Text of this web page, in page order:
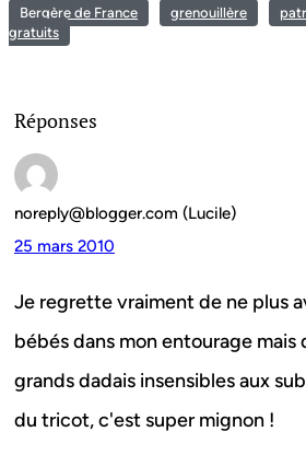
Bergère de France grenouillère
gratuits
Réponses
noreply@blogger.com (Lucile)
25 mars 2010
Je regrette vraiment de ne plus
bébés dans mon entourage mais
grands dadais insensibles aux
du tricot, c'est super mignon !